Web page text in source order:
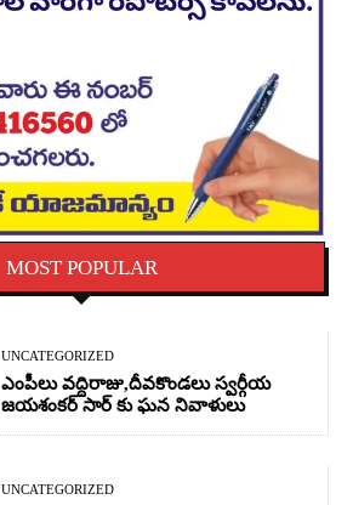
MOST POPULAR
UNCATEGORIZED
ఎంపీలు వద్దిరాజు,దీవకొండలు స్వర్గీయ
జయశంకర్ సార్ కు ఘన నివాళులు
UNCATEGORIZED